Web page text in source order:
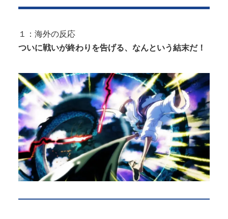
１：海外の反応
ついに戦いが終わりを告げる、なんという結末だ！